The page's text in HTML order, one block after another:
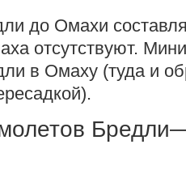
до Омахи
отсутствуют.
в Омаху (туда и